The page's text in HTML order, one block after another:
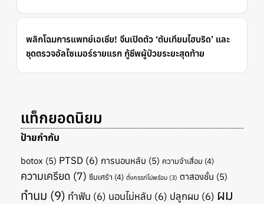
พลิกโฉมการแพทย์เอเชีย! จีนเปิดตัว ‘ตับเทียมไฮบริด’ และ
ชุดตรวจอัลไซเมอร์รายแรก กู้ชีพผู้ป่วยระยะสุดท้าย
แท็กยอดนิยม
ป้ายกำกับ
botox (5) PTSD (6) การนอนหลับ (5) ความจำเสื่อม (4)
ความเครียด (7) ซึมเศร้า (4) ตั้งครรภ์ไม่พร้อม (3) ตาสองชั้น (5)
ทำนม (9) ทำฟัน (6) นอนไม่หลับ (6) ปลูกผม (6) ผม